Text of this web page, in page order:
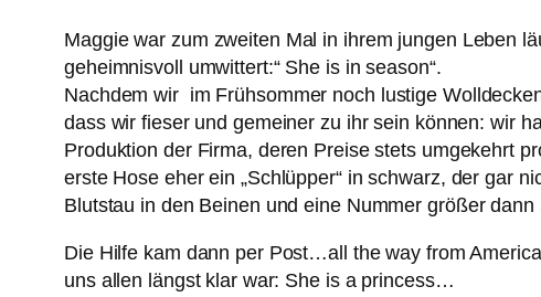
Maggie war zum zweiten Mal in ihrem jungen Leben
geheimnisvoll umwittert:“ She is in season“.
Nachdem wir im Frühsommer noch lustige
dass wir fieser und gemeiner zu ihr sein können: wir
Produktion der Firma, deren Preise stets umgekehrt
erste Hose eher ein „Schlüpper“ in schwarz, der gar
Blutstau in den Beinen und eine Nummer größer dann
Die Hilfe kam dann per Post…all the way from
uns allen längst klar war: She is a princess…